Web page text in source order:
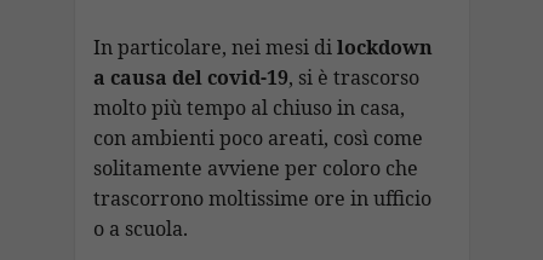
In particolare, nei mesi dilockdown
a causa del covid-19, si è trascorso
molto più tempo al chiuso in casa,
con ambienti poco areati, così come
solitamente avviene per coloro che
trascorrono moltissime ore in ufficio
o a scuola.